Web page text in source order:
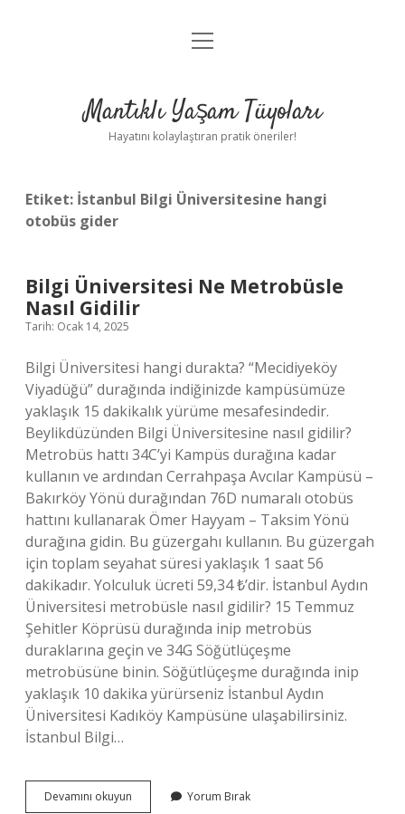
Anasayfa
Yasal Uyarı
menüyü
Mantıklı Yaşam Tüyoları
Hayatını kolaylaştıran pratik öneriler!
Etiket: İstanbul Bilgi Üniversitesine hangi
otobüs gider
Bilgi Üniversitesi Ne Metrobüsle
Nasıl Gidilir
Tarih: Ocak 14, 2025
Bilgi Üniversitesi hangi durakta? “Mecidiyeköy
Viyadüğü” durağında indiğinizde kampüsümüze
yaklaşık 15 dakikalık yürüme mesafesindedir.
Beylikdüzünden Bilgi Üniversitesine nasıl gidilir?
Metrobüs hattı 34C’yi Kampüs durağına kadar
kullanın ve ardından Cerrahpaşa Avcılar Kampüsü –
Bakırköy Yönü durağından 76D numaralı otobüs
hattını kullanarak Ömer Hayyam – Taksim Yönü
durağına gidin. Bu güzergahı kullanın. Bu güzergah
için toplam seyahat süresi yaklaşık 1 saat 56
dakikadır. Yolculuk ücreti 59,34 ₺’dir. İstanbul Aydın
Üniversitesi metrobüsle nasıl gidilir? 15 Temmuz
Şehitler Köprüsü durağında inip metrobüs
duraklarına geçin ve 34G Söğütlüçeşme
metrobüsüne binin. Söğütlüçeşme durağında inip
yaklaşık 10 dakika yürürseniz İstanbul Aydın
Üniversitesi Kadıköy Kampüsüne ulaşabilirsiniz.
İstanbul Bilgi…
Devamını okuyun Yorum Bırak